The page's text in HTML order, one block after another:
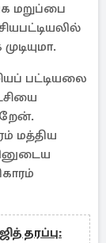
மறுப்பை
பட்டியலை
மத்திய
தரப்பு: